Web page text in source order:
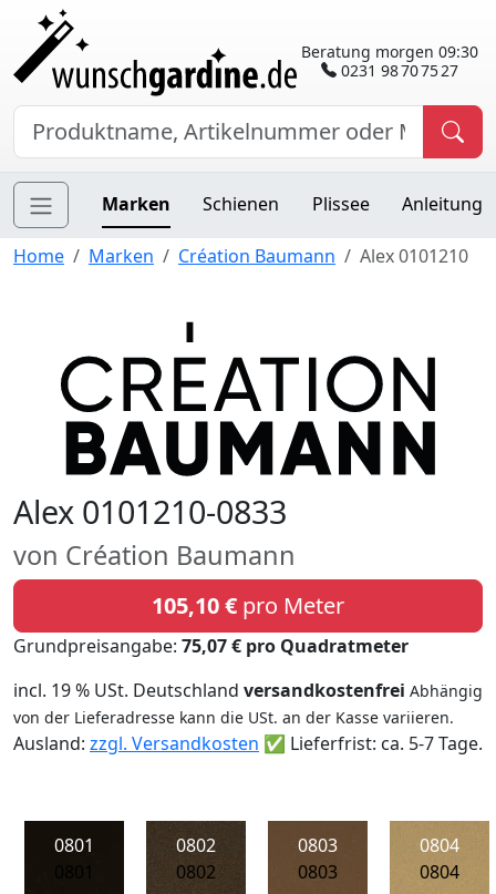
Beratung morgen 09:30
0231 98 70 75 27
Marken Schienen Plissee Anleitung
Home Marken Création Baumann Alex 0101210
Alex 0101210-0833
von Création Baumann
105,10 € pro Meter
Grundpreisangabe: 75,07 € pro Quadratmeter
incl. 19 % USt. Deutschland versandkostenfrei Abhängig
von der Lieferadresse kann die USt. an der Kasse variieren.
Ausland: zzgl. Versandkosten ✅ Lieferfrist: ca. 5-7 Tage.
0801
0802
0802
0803
0803
0804
0804